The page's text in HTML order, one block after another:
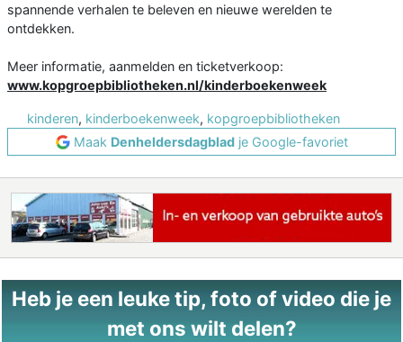
spannende verhalen te beleven en nieuwe werelden te
ontdekken.
Meer informatie, aanmelden en ticketverkoop:
www.kopgroepbibliotheken.nl/kinderboekenweek
kinderen, kinderboekenweek, kopgroepbibliotheken
Maak Denheldersdagbladje Google-favoriet
Heb je een leuke tip, foto of video die je
met ons wilt delen?